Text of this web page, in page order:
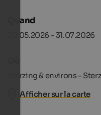
Quand
20.05.2026 - 31.07.2026
Sterzing & environs -
Afficher sur la carte